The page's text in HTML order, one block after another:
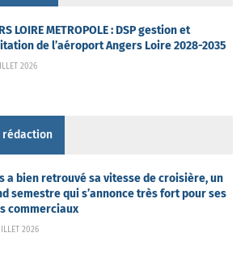
LOIRE METROPOLE : DSP gestion et
de l’aéroport Angers Loire 2028-2035
2026
rédaction
a bien retrouvé sa vitesse de croisière, un
semestre qui s’annonce très fort pour ses
commerciaux
2026